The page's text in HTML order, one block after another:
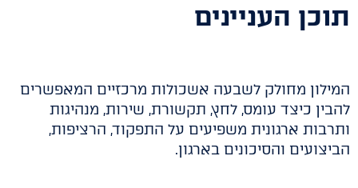
תוכן העניינים
המילון מחולק לשבעה אשכולות מרכזיים המאפשרים
להבין כיצד עומס, לחץ, תקשורת, שירות, מנהיגות
ותרבות ארגונית משפיעים על התפקוד, הרציפות,
הביצועים והסיכונים בארגון.